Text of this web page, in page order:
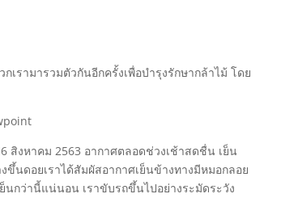
เรามารวมตัวกันอีกครั้งเพื่อบำรุงรักษากล้าไม้ โดย
สิงหาคม 2563 อากาศตลอดช่วงเช้าสดชื่น เย็น
นดอยเราได้สัมผัสอากาศเย็นข้างทางมีหมอกลอย
กว่านี้แน่นอน เราขับรถขึ้นไปอย่างระมัดระวัง